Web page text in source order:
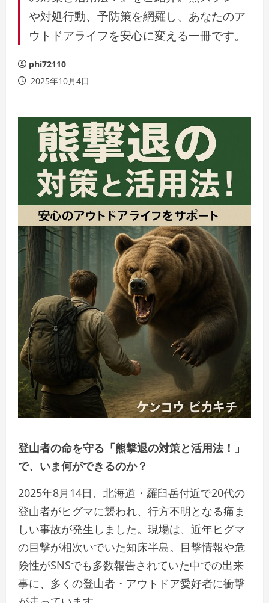
や対処行動、予防策を網羅し、あなたのア
ウトドアライフを安心に変える一冊です。
phi72110
2025年10月4日
登山者の命を守る「熊撃退の対策と活用法！」
で、いま何ができるのか？
2025年8月14日、北海道・羅臼岳付近で20代の
登山者がヒグマに襲われ、行方不明となる痛ま
しい事故が発生しました。現場は、近年ヒグマ
の目撃が相次いでいた知床半島。目撃情報や危
険性がSNSでも多数報告されていた中での出来
事に、多くの登山者・アウトドア愛好者に衝撃